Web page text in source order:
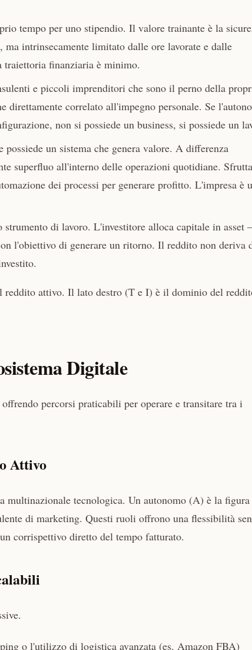
tempo per uno stipendio. Il valore trainante è la
intrinsecamente limitato dalle ore lavorate e dalle
finanziaria è minimo.
e piccoli imprenditori che sono il perno della
correlato all'impegno personale. Se
non si possiede un business, si possiede un
un sistema che genera valore. A differenza
superfluo all'interno delle operazioni quotidiane.
dei processi per generare profitto. L'impresa è
strumento di lavoro. L'investitore alloca capitale in
l'obiettivo di generare un ritorno. Il reddito non deriva
attivo. Il lato destro (T e I) è il dominio del
Digitale
percorsi praticabili per operare e transitare tra i
Attivo
multinazionale tecnologica. Un autonomo (A) è la figura
di marketing. Questi ruoli offrono una flessibilità
corrispettivo diretto del tempo fatturato.
o l'utilizzo di logistica avanzata (es. Amazon FBA)